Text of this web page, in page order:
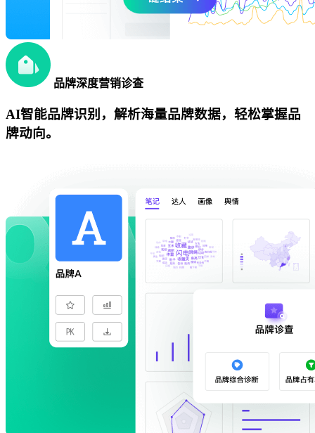
品牌深度营销诊查
AI智能品牌识别，解析海量品牌数据，轻松掌握品
牌动向。